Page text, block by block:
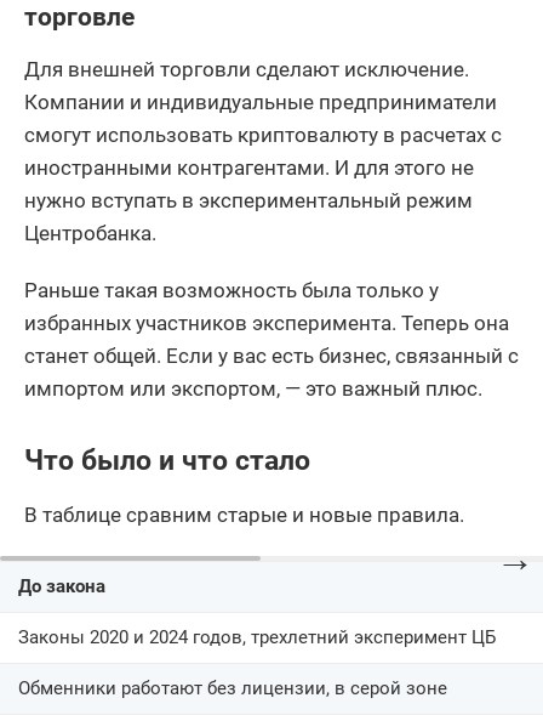
торговле
Для внешней торговли сделают исключение.
Компании и индивидуальные предприниматели
смогут использовать криптовалюту в расчетах с
иностранными контрагентами. И для этого не
нужно вступать в экспериментальный режим
Центробанка.
Раньше такая возможность была только у
избранных участников эксперимента. Теперь она
станет общей. Если у вас есть бизнес, связанный с
импортом или экспортом, — это важный плюс.
Что было и что стало
В таблице сравним старые и новые правила.
→
До закона
Законы 2020 и 2024 годов, трехлетний эксперимент ЦБ
Обменники работают без лицензии, в серой зоне